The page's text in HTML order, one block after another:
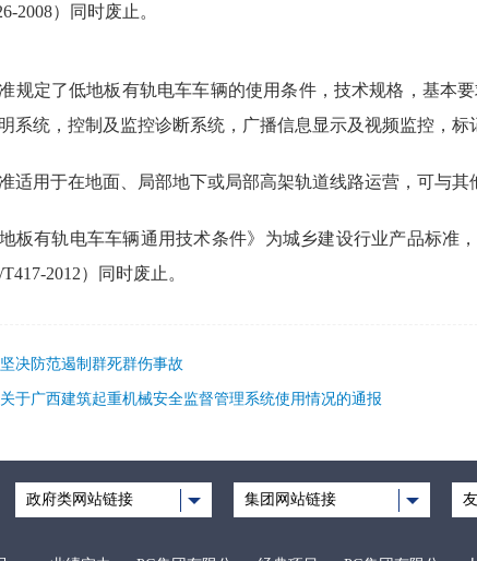
2008）同时废止。
规定了低地板有轨电车车辆的使用条件，技术规格，基本
系统，控制及监控诊断系统，广播信息显示及视频监控，标
适用于在地面、局部地下或局部高架轨道线路运营，可与其
地板有轨电车车辆通用技术条件》为城乡建设行业产品标准
2012）同时废止。
坚决防范遏制群死群伤事故
关于广西建筑起重机械安全监督管理系统使用情况的通报
政府类网站链接 集团网站链接